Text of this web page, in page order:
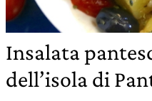
Insalata
dell’isola di